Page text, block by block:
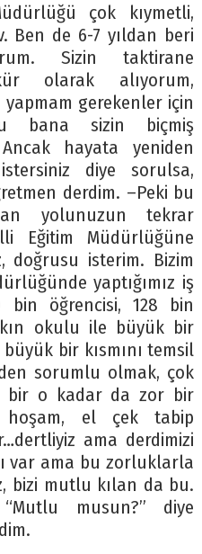
çok kıymetli,
Ben de 6-7 yıldan beri
Sizin taktirane
olarak alıyorum,
yapmam gerekenler için
bana sizin biçmiş
hayata yeniden
diye sorulsa,
derdim. –Peki bu
yolunuzun tekrar
Eğitim Müdürlüğüne
doğrusu isterim. Bizim
yaptığımız iş
öğrencisi, 128 bin
okulu ile büyük bir
bir kısmını temsil
sorumlu olmak, çok
bir o kadar da zor bir
hoşam, el çek tabip
ama derdimizi
var ama bu zorluklarla
bizi mutlu kılan da bu.
musun?” diye